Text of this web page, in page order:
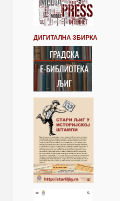
ДИГИТАЛНА ЗБИРКА